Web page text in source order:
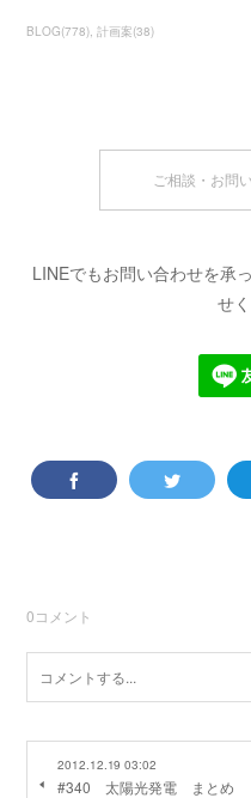
BLOG(778) 計画案(38)
ご相談・お問
LINEでもお問い合わせを承
せ
0コメント
2012.12.19 03:02
#340 太陽光発電 まとめ